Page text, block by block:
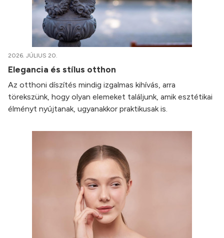
2026. JÚLIUS 20.
Elegancia és stílus otthon
Az otthoni díszítés mindig izgalmas kihívás, arra
törekszünk, hogy olyan elemeket találjunk, amik esztétikai
élményt nyújtanak, ugyanakkor praktikusak is.